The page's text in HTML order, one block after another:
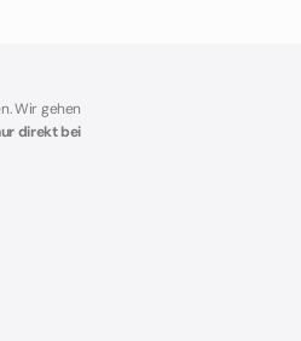
Wir gehen
direkt bei